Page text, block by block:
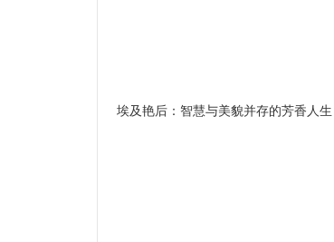
埃及艳后：智慧与美貌并存的芳香人生